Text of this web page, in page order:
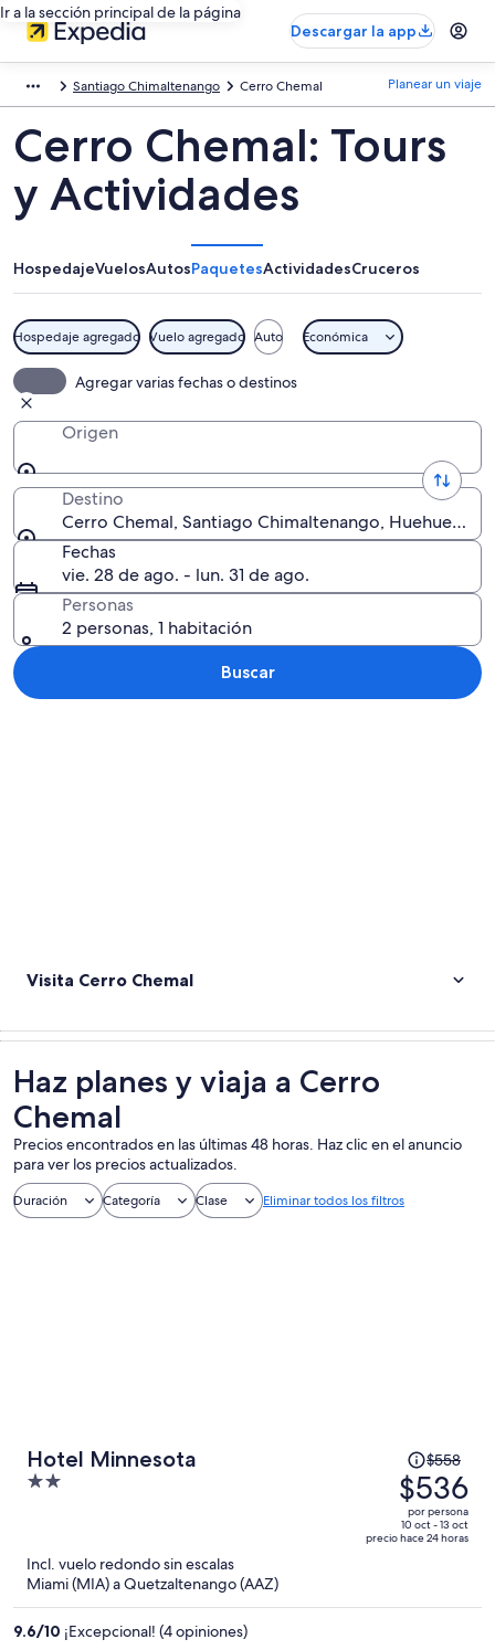
Ir a la sección principal de la página
Descargar la app
Santiago Chimaltenango Cerro Chemal Planear un viaje
Cerro Chemal: Tours
y Actividades
HospedajeVuelosAutosPaquetesActividadesCruceros
Hospedaje agregado Vuelo agregado Auto Económica
Agregar varias fechas o destinos
Origen
Destino
Cerro Chemal, Santiago Chimaltenango,
Fechas
vie. 28 de ago. - lun. 31 de ago.
Personas
2 personas, 1 habitación
Buscar
Visita Cerro Chemal
Haz planes y viaja a Cerro
Chemal
Precios encontrados en las últimas 48 horas. Haz clic en el anuncio
para ver los precios actualizados.
Duración Categoría Clase Eliminar todos los filtros
Hotel Minnesota
2
El
precio
era
de
$558
$558
$536
por persona
10 oct - 13 oct
precio hace 24 horas
Incl. vuelo redondo sin escalas
Miami (MIA) a Quetzaltenango (AAZ)
9.6/10 ¡Excepcional! (4 opiniones)